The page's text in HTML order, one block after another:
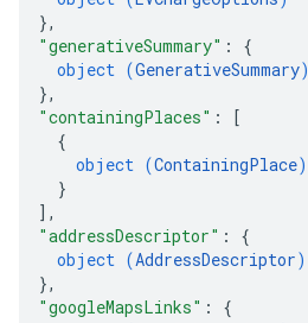
},
"generativeSummary" : {
object (GenerativeSummary)
},
"containingPlaces" :
[
{
object (ContainingPlace)
}
] ,
"addressDescriptor" : {
object (AddressDescriptor)
},
"googleMapsLinks" : {